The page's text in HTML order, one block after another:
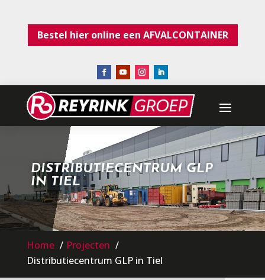
Bestel hier online een AFVALCONTAINER
DISTRIBUTIECENTRUM GLP
IN TIEL
Home
Projecten
Distributiecentrum GLP in Tiel